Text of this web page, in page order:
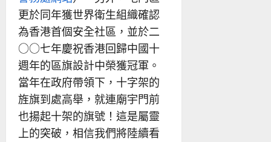
更於同年獲世界衛生組織確認
為香港首個安全社區，並於二
○○七年慶祝香港回歸中國十
週年的區旗設計中榮獲冠軍。
當年在政府帶領下，十字架的
旌旗到處高舉，就連廟宇門前
也揚起十架的旗號！這是屬靈
上的突破，相信我們將陸續看